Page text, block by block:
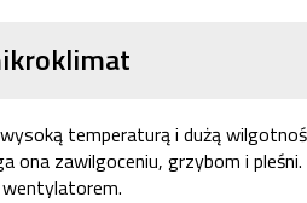
temperaturą i dużą
ona zawilgoceniu, grzybom i